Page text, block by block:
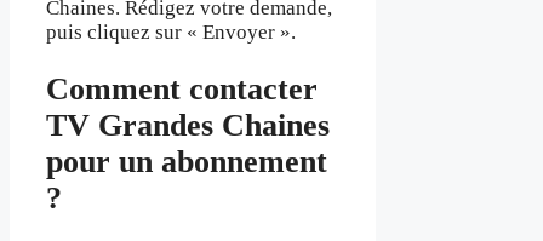
Chaines. Rédigez votre demande,
puis cliquez sur « Envoyer ».
Comment contacter
TV Grandes Chaines
pour un abonnement
?